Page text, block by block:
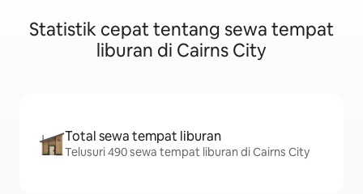
Statistik cepat tentang sewa tempat
liburan di Cairns City
Total sewa tempat liburan
Telusuri 490 sewa tempat liburan di Cairns City